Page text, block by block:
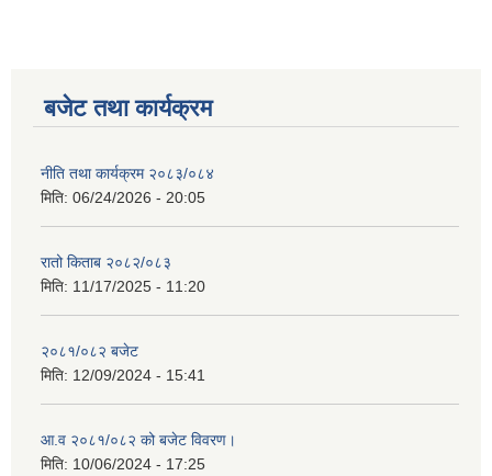
बजेट तथा कार्यक्रम
नीति तथा कार्यक्रम २०८३/०८४
मिति: 06/24/2026 - 20:05
रातो किताब २०८२/०८३
मिति: 11/17/2025 - 11:20
२०८१/०८२ बजेट
मिति: 12/09/2024 - 15:41
आ.व २०८१/०८२ को बजेट विवरण।
मिति: 10/06/2024 - 17:25